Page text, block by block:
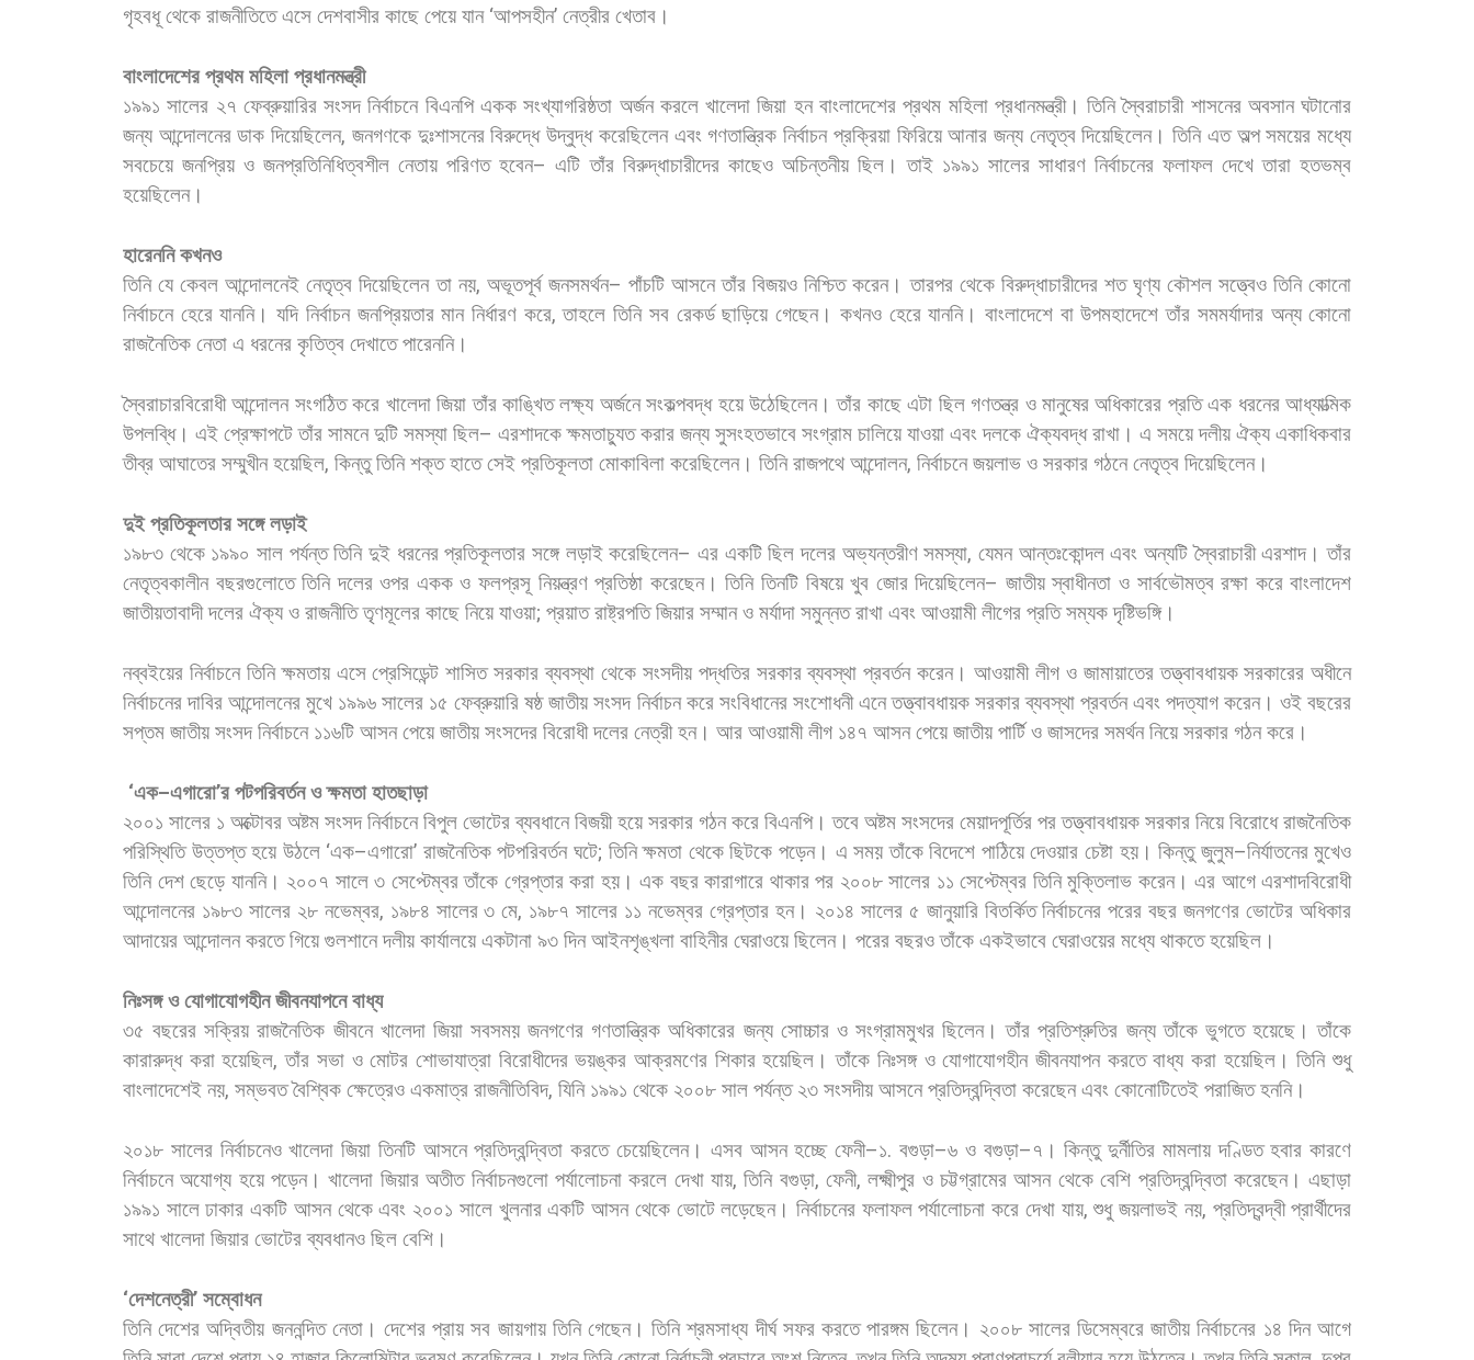
গৃহবধূ থেকে রাজনীতিতে এসে দেশবাসীর কাছে পেয়ে যান‘আপসহীন’ নেত্রীর খেতাব।
বাংলাদেশের প্রথম মহিলা প্রধানমন্ত্রী
১৯৯১ সালের ২৭ ফেব্রুয়ারির সংসদ নির্বাচনে বিএনপি একক সংখ্যাগরিষ্ঠতা অর্জন করলে খালেদা জিয়া হন বাংলাদেশের প্রথম মহিলা প্রধানমন্ত্রী। তিনি স্বৈরাচারী শাসনের অবসান ঘটানোর
জন্য আন্দোলনের ডাক দিয়েছিলেন, জনগণকে দুঃশাসনের বিরুদ্ধে উদ্বুদ্ধ করেছিলেন এবং গণতান্ত্রিক নির্বাচন প্রক্রিয়া ফিরিয়ে আনার জন্য নেতৃত্ব দিয়েছিলেন। তিনি এত অল্প সময়ের মধ্যে
সবচেয়ে জনপ্রিয় ও জনপ্রতিনিধিত্বশীল নেতায় পরিণত হবেন–এটি তাঁর বিরুদ্ধাচারীদের কাছেও অচিন্তনীয় ছিল। তাই ১৯৯১ সালের সাধারণ নির্বাচনের ফলাফল দেখে তারা হতভম্ব
হয়েছিলেন।
হারেননি কখনও
তিনি যে কেবল আন্দোলনেই নেতৃত্ব দিয়েছিলেন তা নয়, অভূতপূর্ব জনসমর্থন– পাঁচটি আসনে তাঁর বিজয়ও নিশ্চিত করেন। তারপর থেকে বিরুদ্ধাচারীদের শত ঘৃণ্য কৌশল সত্ত্বেও তিনি কোনো
নির্বাচনে হেরে যাননি। যদি নির্বাচন জনপ্রিয়তার মান নির্ধারণ করে,তাহলে তিনি সব রেকর্ড ছাড়িয়ে গেছেন। কখনও হেরে যাননি। বাংলাদেশে বা উপমহাদেশে তাঁর সমমর্যাদার অন্য কোনো
রাজনৈতিক নেতা এ ধরনের কৃতিত্ব দেখাতে পারেননি।
স্বৈরাচারবিরোধী আন্দোলন সংগঠিত করে খালেদা জিয়া তাঁর কাঙ্খিত লক্ষ্য অর্জনে সংকল্পবদ্ধ হয়ে উঠেছিলেন। তাঁর কাছে এটা ছিল গণতন্ত্র ও মানুষের অধিকারের প্রতি এক ধরনের আধ্যাত্মিক
উপলব্ধি। এই প্রেক্ষাপটে তাঁর সামনে দুটি সমস্যা ছিল– এরশাদকে ক্ষমতাচ্যুত করার জন্য সুসংহতভাবে সংগ্রাম চালিয়ে যাওয়া এবং দলকে ঐক্যবদ্ধ রাখা। এ সময়ে দলীয় ঐক্য একাধিকবার
তীব্র আঘাতের সম্মুখীন হয়েছিল, কিন্তু তিনি শক্ত হাতে সেই প্রতিকূলতা মোকাবিলা করেছিলেন। তিনি রাজপথে আন্দোলন, নির্বাচনে জয়লাভ ও সরকার গঠনে নেতৃত্ব দিয়েছিলেন।
দুই প্রতিকূলতার সঙ্গে লড়াই
১৯৮৩ থেকে ১৯৯০ সাল পর্যন্ত তিনি দুই ধরনের প্রতিকূলতার সঙ্গে লড়াই করেছিলেন–এর একটি ছিল দলের অভ্যন্তরীণ সমস্যা,যেমন আন্তঃকোন্দল এবং অন্যটি স্বৈরাচারী এরশাদ। তাঁর
নেতৃত্বকালীন বছরগুলোতে তিনি দলের ওপর একক ও ফলপ্রসূ নিয়ন্ত্রণ প্রতিষ্ঠা করেছেন। তিনি তিনটি বিষয়ে খুব জোর দিয়েছিলেন– জাতীয় স্বাধীনতা ও সার্বভৌমত্ব রক্ষা করে বাংলাদেশ
জাতীয়তাবাদী দলের ঐক্য ও রাজনীতি তৃণমূলের কাছে নিয়ে যাওয়া; প্রয়াত রাষ্ট্রপতি জিয়ার সম্মান ও মর্যাদা সমুন্নত রাখা এবং আওয়ামী লীগের প্রতি সম্যক দৃষ্টিভঙ্গি।
নব্বইয়ের নির্বাচনে তিনি ক্ষমতায় এসে প্রেসিডেন্ট শাসিত সরকার ব্যবস্থা থেকে সংসদীয় পদ্ধতির সরকার ব্যবস্থা প্রবর্তন করেন। আওয়ামী লীগ ও জামায়াতের তত্ত্বাবধায়ক সরকারের অধীনে
নির্বাচনের দাবির আন্দোলনের মুখে ১৯৯৬ সালের ১৫ ফেব্রুয়ারি ষষ্ঠ জাতীয় সংসদ নির্বাচন করে সংবিধানের সংশোধনী এনে তত্ত্বাবধায়ক সরকার ব্যবস্থা প্রবর্তন এবং পদত্যাগ করেন। ওই বছরের
সপ্তম জাতীয় সংসদ নির্বাচনে ১১৬টি আসন পেয়ে জাতীয় সংসদের বিরোধী দলের নেত্রী হন। আর আওয়ামী লীগ ১৪৭ আসন পেয়ে জাতীয় পার্টি ও জাসদের সমর্থন নিয়ে সরকার গঠন করে।
‘এক–এগারো’র পটপরিবর্তন ও ক্ষমতা হাতছাড়া
২০০১ সালের ১ অক্টোবর অষ্টম সংসদ নির্বাচনে বিপুল ভোটের ব্যবধানে বিজয়ী হয়ে সরকার গঠন করে বিএনপি। তবে অষ্টম সংসদের মেয়াদপূর্তির পর তত্ত্বাবধায়ক সরকার নিয়ে বিরোধে রাজনৈতিক
পরিস্থিতি উত্তপ্ত হয়ে উঠলে‘এক–এগারো’ রাজনৈতিক পটপরিবর্তন ঘটে; তিনি ক্ষমতা থেকে ছিটকে পড়েন। এ সময় তাঁকে বিদেশে পাঠিয়ে দেওয়ার চেষ্টা হয়। কিন্তু জুলুম–নির্যাতনের মুখেও
তিনি দেশ ছেড়ে যাননি। ২০০৭ সালে ৩ সেপ্টেম্বর তাঁকে গ্রেপ্তার করা হয়। এক বছর কারাগারে থাকার পর ২০০৮ সালের ১১ সেপ্টেম্বর তিনি মুক্তিলাভ করেন। এর আগে এরশাদবিরোধী
আন্দোলনের ১৯৮৩ সালের ২৮ নভেম্বর, ১৯৮৪ সালের ৩ মে, ১৯৮৭ সালের ১১ নভেম্বর গ্রেপ্তার হন। ২০১৪ সালের ৫ জানুয়ারি বিতর্কিত নির্বাচনের পরের বছর জনগণের ভোটের অধিকার
আদায়ের আন্দোলন করতে গিয়ে গুলশানে দলীয় কার্যালয়ে একটানা ৯৩ দিন আইনশৃঙ্খলা বাহিনীর ঘেরাওয়ে ছিলেন। পরের বছরও তাঁকে একইভাবে ঘেরাওয়ের মধ্যে থাকতে হয়েছিল।
নিঃসঙ্গ ও যোগাযোগহীন জীবনযাপনে বাধ্য
৩৫ বছরের সক্রিয় রাজনৈতিক জীবনে খালেদা জিয়া সবসময় জনগণের গণতান্ত্রিক অধিকারের জন্য সোচ্চার ও সংগ্রামমুখর ছিলেন। তাঁর প্রতিশ্রুতির জন্য তাঁকে ভুগতে হয়েছে। তাঁকে
কারারুদ্ধ করা হয়েছিল,তাঁর সভা ও মোটর শোভাযাত্রা বিরোধীদের ভয়ঙ্কর আক্রমণের শিকার হয়েছিল। তাঁকে নিঃসঙ্গ ও যোগাযোগহীন জীবনযাপন করতে বাধ্য করা হয়েছিল। তিনি শুধু
বাংলাদেশেই নয়, সম্ভবত বৈশ্বিক ক্ষেত্রেও একমাত্র রাজনীতিবিদ, যিনি ১৯৯১ থেকে ২০০৮ সাল পর্যন্ত ২৩ সংসদীয় আসনে প্রতিদ্বন্দ্বিতা করেছেন এবং কোনোটিতেই পরাজিত হননি।
২০১৮ সালের নির্বাচনেও খালেদা জিয়া তিনটি আসনে প্রতিদ্বন্দ্বিতা করতে চেয়েছিলেন। এসব আসন হচ্ছে ফেনী–১. বগুড়া–৬ ও বগুড়া–৭। কিন্তু দুর্নীতির মামলায় দণ্ডিত হবার কারণে
নির্বাচনে অযোগ্য হয়ে পড়েন। খালেদা জিয়ার অতীত নির্বাচনগুলো পর্যালোচনা করলে দেখা যায়,তিনি বগুড়া,ফেনী,লক্ষ্মীপুর ও চট্টগ্রামের আসন থেকে বেশি প্রতিদ্বন্দ্বিতা করেছেন। এছাড়া
১৯৯১ সালে ঢাকার একটি আসন থেকে এবং ২০০১ সালে খুলনার একটি আসন থেকে ভোটে লড়েছেন। নির্বাচনের ফলাফল পর্যালোচনা করে দেখা যায়,শুধু জয়লাভই নয়, প্রতিদ্বন্দ্বী প্রার্থীদের
সাথে খালেদা জিয়ার ভোটের ব্যবধানও ছিল বেশি।
‘দেশনেত্রী’ সম্বোধন
তিনি দেশের অদ্বিতীয় জননন্দিত নেতা। দেশের প্রায় সব জায়গায় তিনি গেছেন। তিনি শ্রমসাধ্য দীর্ঘ সফর করতে পারঙ্গম ছিলেন। ২০০৮ সালের ডিসেম্বরে জাতীয় নির্বাচনের ১৪ দিন আগে